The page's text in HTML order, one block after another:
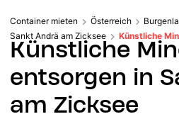
Container mieten Österreich
Sankt Andrä am Zicksee
Künstliche
Künstliche
entsorgen in
am Zicksee